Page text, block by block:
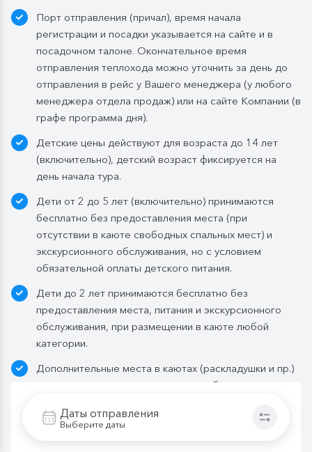
Даты отправления
Выберите даты
элементами шведского стола. Включены напитки
без ограничения: вода, сок, чай, кофе. В рейсах до
4-х дней при ранней высадке в день прибытия
завтрак континентальный;
заказная система питания, выбор блюд со 2-
го дня круиза. Включены напитки без ограничения:
Ужин:
заказная система питания, выбор блюд со 2-
напиток (1 стакан, 200 мл). На выбор: вино красное /
белое / игристое (1 бокал, 125 мл) / водка (1
Бутилированная вода в каюте:
Каюты класса «Люкс» и «Полулюкс»:
ежедневное пополнение — 1 бутылка (0,5 л.) в день;
Стандартные каюты:
день посадки:
— в рейсах до 4 дней включительно: 1 бутылка (0,5
л.) при одноместном размещении, 1 бутылка (1,5 л.)
в 2- и 3-местном размещении;
— в рейсах от 5 дней до 10 дней включительно: 1
— в рейсах от 11 до 15 дней включительно: 2
Порт отправления (причал), время начала
регистрации и посадки указывается на сайте и в
посадочном талоне. Окончательное время
отправления теплохода можно уточнить за день до
отправления в рейс у Вашего менеджера (у любого
менеджера отдела продаж) или на сайте Компании (в
графе программа дня).
Детские цены действуют для возраста до 14 лет
(включительно), детский возраст фиксируется на
день начала тура.
Дети от 2 до 5 лет (включительно) принимаются
бесплатно без предоставления места (при
отсутствии в каюте свободных спальных мест) и
экскурсионного обслуживания, но с условием
обязательной оплаты детского питания.
Дети до 2 лет принимаются бесплатно без
предоставления места, питания и экскурсионного
обслуживания, при размещении в каюте любой
категории.
Дополнительные места в каютах (раскладушки и пр.)
не предоставляются, кроме кают, оборудованных
Внимание! Расписание теплоходов, стоимость и